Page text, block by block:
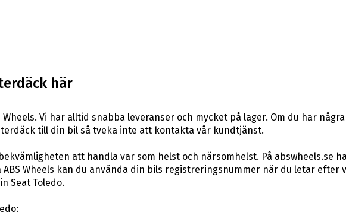
här
Wheels. Vi har alltid snabba leveranser och mycket på lager. Om du har
till din bil så tveka inte att kontakta vår kundtjänst.
att handla var som helst och närsomhelst. På abswheels.se
Wheels kan du använda din bils registreringsnummer när du letar efter
Seat Toledo.